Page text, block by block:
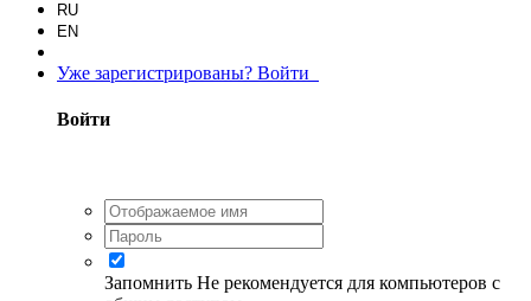
RU
EN
Уже зарегистрированы? Войти
Войти
Запомнить Не рекомендуется для компьютеров с